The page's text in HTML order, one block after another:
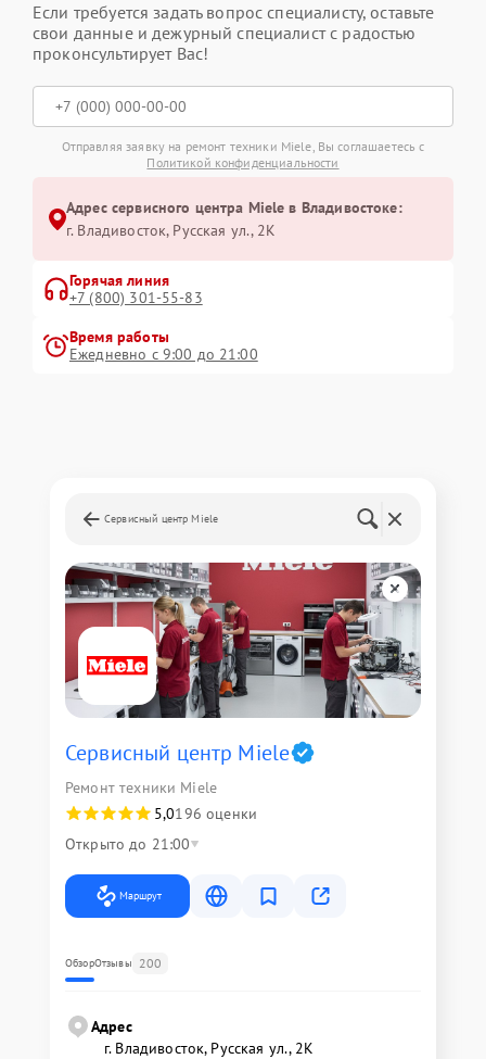
Если требуется задать вопрос специалисту, оставьте
свои данные и дежурный специалист с радостью
проконсультирует Вас!
Отправляя заявку на ремонт техники Miele, Вы соглашаетесь с
Политикой конфиденциальности
Адрес сервисного центра Miele в Владивостоке:
г. Владивосток, Русская ул., 2К
Горячая линия
+7 (800) 301-55-83
Время работы
Ежедневно с 9:00 до 21:00
Сервисный центр Miele
Сервисный центр Miele
Ремонт техники Miele
5,0196 оценки
Открыто до 21:00
Маршрут
ОбзорОтзывы 200
Адрес
г. Владивосток, Русская ул., 2К